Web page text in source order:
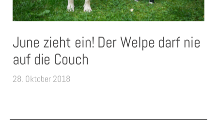
June zieht ein! Der Welpe darf nie
auf die Couch
28. Oktober 2018